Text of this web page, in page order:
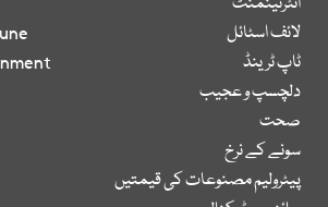
لائف اسٹائل
ٹاپ ٹرینڈ
دلچسپ و عجیب
صحت
سونے کے نرخ
پیٹرولیم مصنوعات کی قیمتیں